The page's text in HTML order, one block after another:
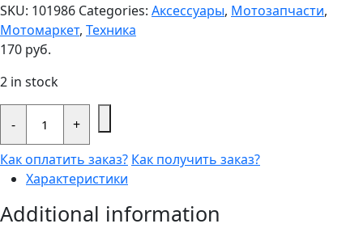
SKU: 101986 Categories: Аксессуары, Мотозапчасти,
Мотомаркет, Техника
170 руб.
2 in stock
-
Фиксатор
звезды
Альфа,
Питбайк
quantity
+
Как оплатить заказ? Как получить заказ?
Характеристики
Additional information